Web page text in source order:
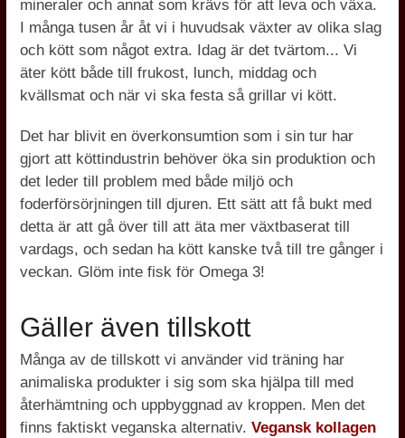
mineraler och annat som krävs för att leva och växa.
I många tusen år åt vi i huvudsak växter av olika slag
och kött som något extra. Idag är det tvärtom... Vi
äter kött både till frukost, lunch, middag och
kvällsmat och när vi ska festa så grillar vi kött.
Det har blivit en överkonsumtion som i sin tur har
gjort att köttindustrin behöver öka sin produktion och
det leder till problem med både miljö och
foderförsörjningen till djuren. Ett sätt att få bukt med
detta är att gå över till att äta mer växtbaserat till
vardags, och sedan ha kött kanske två till tre gånger i
veckan. Glöm inte fisk för Omega 3!
Gäller även tillskott
Många av de tillskott vi använder vid träning har
animaliska produkter i sig som ska hjälpa till med
återhämtning och uppbyggnad av kroppen. Men det
finns faktiskt veganska alternativ. Vegansk kollagen